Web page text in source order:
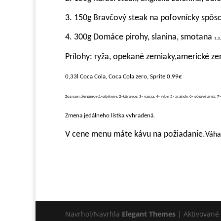
3. 150g Bravčový steak na poľovnícky
4. 300g Domáce pirohy, slanina, smotana
Prílohy: ryža, opekané zemiaky,americké
0,33l Coca Cola, Coca Cola zero, Sprite 0,99€
Zoznam alergénov:1-obilniny, 2-kôrovce, 3- vajcia, 4- ryby, 5- arašidy, 6- sójové
Zmena jedálneho lístka vyhradená.
V cene menu máte kávu na požiadanie.
Navrhol/Navrhla Elegant Themes |